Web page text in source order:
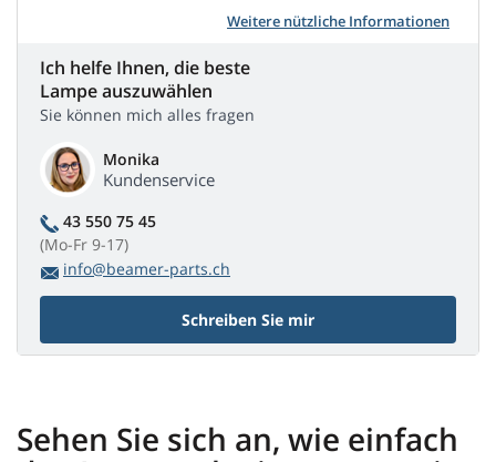
Weitere nützliche Informationen
Ich helfe Ihnen, die beste
Lampe auszuwählen
Sie können mich alles fragen
Monika
Kundenservice
43 550 75 45
(Mo-Fr 9-17)
info@beamer-parts.ch
Schreiben Sie mir
Sehen Sie sich an, wie einfach